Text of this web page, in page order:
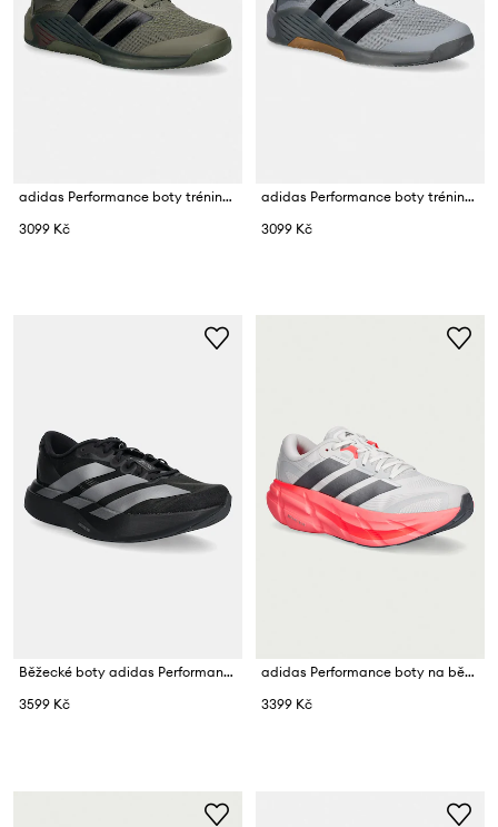
adidas Performance boty tréninkové pánské Dropset 4
3099 Kč
adidas Performance boty tréninkové pánské Dropset 4
3099 Kč
Běžecké boty adidas Performance adizero Evo SL
3599 Kč
adidas Performance boty na běhání pánské Adistar 5 Dreamstrike
3399 Kč